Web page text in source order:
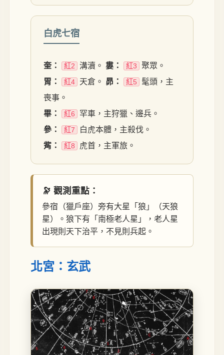
白虎七宿
奎： 紅2 溝瀆。 婁： 紅3
聚眾。
胃：
紅4 天倉。 昴： 紅5
髦頭，主
喪事。
畢：
紅6
罕車，主狩獵、邊兵。
參：
紅7
白虎本體，主殺伐。
觜：
紅8 虎首，主軍旅。
🔭 觀測重點：
參宿（獵戶座）旁有大星「狼」（天狼
星）。狼下有「南極老人星」，老人星
出現則天下治平，不見則兵起。
北宮：玄武